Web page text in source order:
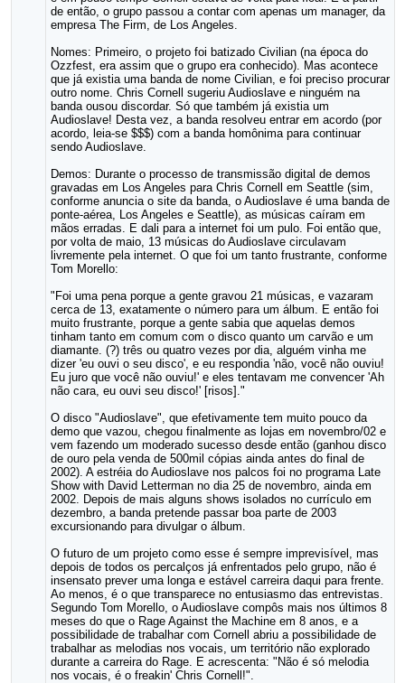
de então, o grupo passou a contar com apenas um manager, da
empresa The Firm, de Los Angeles.
Nomes: Primeiro, o projeto foi batizado Civilian (na época do
Ozzfest, era assim que o grupo era conhecido). Mas acontece
que já existia uma banda de nome Civilian, e foi preciso procurar
outro nome. Chris Cornell sugeriu Audioslave e ninguém na
banda ousou discordar. Só que também já existia um
Audioslave! Desta vez, a banda resolveu entrar em acordo (por
acordo, leia-se $$$) com a banda homônima para continuar
sendo Audioslave.
Demos: Durante o processo de transmissão digital de demos
gravadas em Los Angeles para Chris Cornell em Seattle (sim,
conforme anuncia o site da banda, o Audioslave é uma banda de
ponte-aérea, Los Angeles e Seattle), as músicas caíram em
mãos erradas. E dali para a internet foi um pulo. Foi então que,
por volta de maio, 13 músicas do Audioslave circulavam
livremente pela internet. O que foi um tanto frustrante, conforme
Tom Morello:
"Foi uma pena porque a gente gravou 21 músicas, e vazaram
cerca de 13, exatamente o número para um álbum. E então foi
muito frustrante, porque a gente sabia que aquelas demos
tinham tanto em comum com o disco quanto um carvão e um
diamante. (?) três ou quatro vezes por dia, alguém vinha me
dizer 'eu ouvi o seu disco', e eu respondia 'não, você não ouviu!
Eu juro que você não ouviu!' e eles tentavam me convencer 'Ah
não cara, eu ouvi seu disco!' [risos]."
O disco "Audioslave", que efetivamente tem muito pouco da
demo que vazou, chegou finalmente as lojas em novembro/02 e
vem fazendo um moderado sucesso desde então (ganhou disco
de ouro pela venda de 500mil cópias ainda antes do final de
2002). A estréia do Audioslave nos palcos foi no programa Late
Show with David Letterman no dia 25 de novembro, ainda em
2002. Depois de mais alguns shows isolados no currículo em
dezembro, a banda pretende passar boa parte de 2003
excursionando para divulgar o álbum.
O futuro de um projeto como esse é sempre imprevisível, mas
depois de todos os percalços já enfrentados pelo grupo, não é
insensato prever uma longa e estável carreira daqui para frente.
Ao menos, é o que transparece no entusiasmo das entrevistas.
Segundo Tom Morello, o Audioslave compôs mais nos últimos 8
meses do que o Rage Against the Machine em 8 anos, e a
possibilidade de trabalhar com Cornell abriu a possibilidade de
trabalhar as melodias nos vocais, um território não explorado
durante a carreira do Rage. E acrescenta: "Não é só melodia
nos vocais, é o freakin' Chris Cornell!".